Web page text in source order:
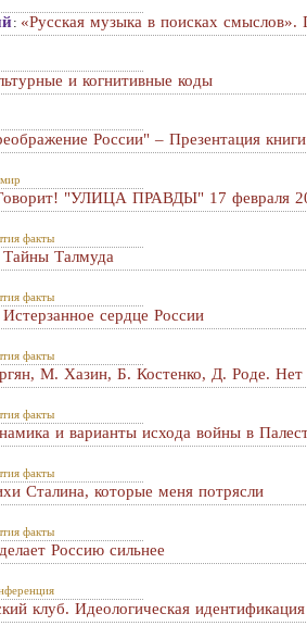
: «Русская музыка в поисках смыслов».
и когнитивные коды
России" – Презентация
"УЛИЦА ПРАВДЫ" 17 февраля
факты
Тайны Талмуда
факты
сердце России
факты
М. Хазин, Б. Костенко, Д. Роде. Нет
факты
и варианты исхода войны в
факты
Сталина, которые меня потрясли
факты
Россию сильнее
клуб. Идеологическая